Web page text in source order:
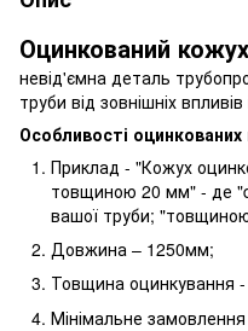
Оцинкований
невід'ємна деталь
труби від зовнішніх
Особливості
Приклад - "Кожух
товщиною 20 мм" - де
вашої труби;
Довжина – 1250мм;
Товщина оцинкування
Мінімальне